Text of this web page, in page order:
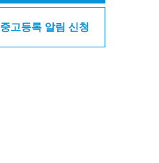
중고등록 알림 신청